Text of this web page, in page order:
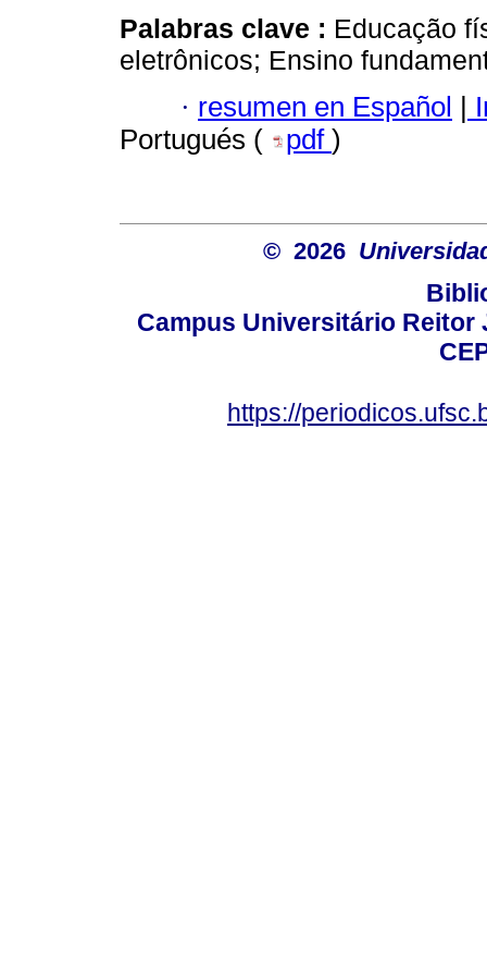
Palabras clave : Educação
eletrônicos; Ensino
· resumen en Español |
Portugués (
pdf )
© 2026
Campus Universitário Reitor
https://